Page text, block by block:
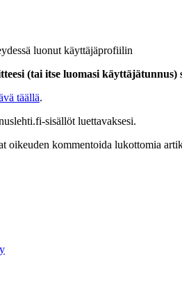
luonut käyttäjäprofiilin
(tai itse luomasi käyttäjätunnus)
täällä.
sisällöt luettavaksesi.
oikeuden kommentoida lukottomia